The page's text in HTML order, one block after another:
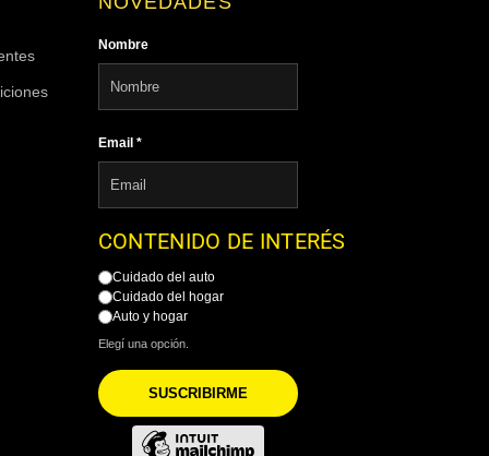
Nombre
Email *
CONTENIDO DE INTERÉS
Cuidado del auto
Cuidado del hogar
Auto y hogar
Elegí una opción.
SUSCRIBIRME